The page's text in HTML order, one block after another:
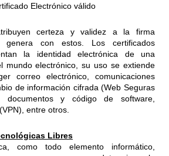
Electrónico válido
certeza y validez a la firma
genera con estos. Los certificados
la identidad electrónica de una
mundo electrónico, su uso se extiende
correo electrónico, comunicaciones
de información cifrada (Web Seguras
documentos y código de software,
entre otros.
Libres
como todo elemento informático,